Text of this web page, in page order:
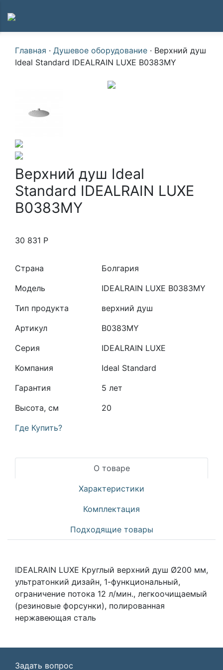
Главная · Душевое оборудование · Верхний душ
Ideal Standard IDEALRAIN LUXE B0383MY
Верхний душ Ideal
Standard IDEALRAIN LUXE
B0383MY
30 831 Р
Страна
Болгария
Модель
IDEALRAIN LUXE B0383MY
Тип продукта
верхний душ
Артикул
B0383MY
Серия
IDEALRAIN LUXE
Компания
Ideal Standard
Гарантия
5 лет
Высота, см
20
Где Купить?
О товаре
Характеристики
Комплектация
Подходящие товары
IDEALRAIN LUXE Круглый верхний душ Ø200 мм,
ультратонкий дизайн, 1-функциональный,
ограничение потока 12 л/мин., легкоочищаемый
(резиновые форсунки), полированная
нержавеющая сталь
Задать вопрос